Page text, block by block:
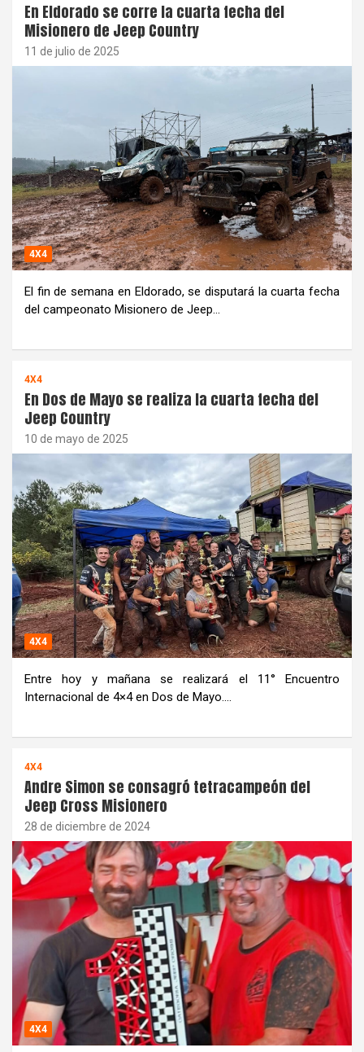
En Eldorado se corre la cuarta fecha del
Misionero de Jeep Country
11 de julio de 2025
4X4
El fin de semana en Eldorado, se disputará la cuarta fecha
del campeonato Misionero de Jeep…
4X4
En Dos de Mayo se realiza la cuarta fecha del
Jeep Country
10 de mayo de 2025
4X4
Entre hoy y mañana se realizará el 11° Encuentro
Internacional de 4×4 en Dos de Mayo.…
4X4
Andre Simon se consagró tetracampeón del
Jeep Cross Misionero
28 de diciembre de 2024
4X4